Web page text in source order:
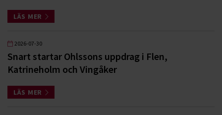
LÄS MER
2026-07-30
Snart startar Ohlssons uppdrag i Flen,
Katrineholm och Vingåker
LÄS MER